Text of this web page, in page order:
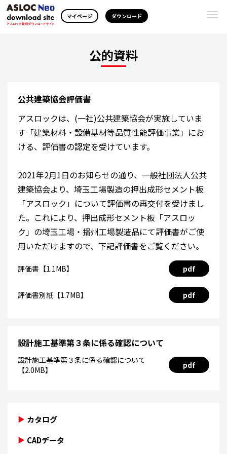
マイページ ダウンロード
公的資料
公共建築協会評価書
アスロックは、(一社)公共建築協会が実施していま
す「建築材料・設備基材等品質性能評価事業」にお
ける、評価書の認定を受けています。
2021年2月1日のお知らせの通り、一般社団法人公共
建築協会より、埼玉工場製造の押出成形セメント板
「アスロック」について評価書の再交付を受けまし
た。これにより、押出成形セメント板「アスロッ
ク」の埼玉工場・播州工場製造品にて評価書がご使
用いただけますので、下記評価書をご覧ください。
評価書【1.1MB】 pdf
評価書別紙【1.7MB】 pdf
設計施工基準第３条に係る確認について
設計施工基準第３条に係る確認について
【2.0MB】
pdf
カタログ
CADデータ